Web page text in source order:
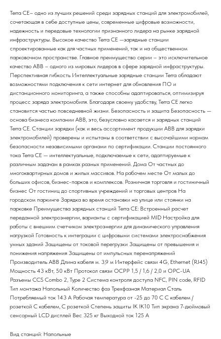
Terra CE– одно из лучших решений среди зарядных станций для электромобилей,
сочетающая в себе доступные цены, современные цифровые возможности,
надежность и передовые технологии признанного лидера на рынке зарядной
инфраструктуры. Высокое качество Terra CE —зарядные станции
спроектированные как для частных применений, так и на общественном
парковочном пространстве. Главное преимущество серии – это исключительное
качество ABB – одного из мировых лидеров в сфере зарядной инфраструктуры.
Перспективная гибкость Интеллектуальные зарядные станции Terra обладают
возможностями подключения к сети интернет для обновления ПО и
дистанционного мониторинга, а также способны адаптироваться, оптимизируя
процесс заряда электромобиля. Благодаря своему удобству, Terra CE легко
становится частью повседневной жизни. Безопасность и защита Безопасность —
основа бизнеса компании ABB, это, безусловно касается и зарядных станций
Terra CE. Станции зарядки (как и весь ассортимент продукции ABB для зарядки
электромобилей) проверены и испытаны в соответствии с высочайшими нормам
безопасности независимыми органами по сертификации. Станции постоянного
тока Terra CE — интеллектуальные, подключаемые к сети, адаптируемые к
различным задачам в рамках разных применений. Дома От частных до
многоквартирных домов и жилых массивов. На рабочем месте От малых до
больших офисов, бизнес-парков и комплексов. Розничная торговля и гостиничный
бизнес От гостиниц до спортивных учреждений и торговых центров На
городском паркинге Зарядка во время остановки на улице или стоянки на
парковке Преимущества зарядных станций Terra CE: Встроенный расчет
переданной электроэнергии, варианты с сертификацией MID Настройка для
работы с внешним счетчиком электроэнергии для динамического управления
нагрузкой Готовность к интеграции с цифровыми системами электроснабжения
умных зданий Защищены от токовой перегрузки Защищены от превышения и
понижения напряжения Защищены от импульсных перенапряжений
Производитель ABB Длина кабеля м. 3,9 м Интерфейс связи 4G, Ethernet (RJ45)
Мощность 43 кВт, 50 кВт Протокол связи OCPP 1,5 / 1,6 / 2,0 и OPC-UA
Разъемы CCS Combo 2, Type 2 Система контроля доступа NFC, PIN code, RFID
Тип монтажа Напольный Количество фаз Трехфазная Материал Сталь
Потребляемый ток 143 А Рабочая температура от -25 до 70 C С кабелем /
розеткой С кабелем, С розеткой Степень защиты IK IK10 Тип экрана 7-дюймовый
сенсорный LCD дисплей Вес 325 кг Выходной ток 125 А
Вид станций: Напольные